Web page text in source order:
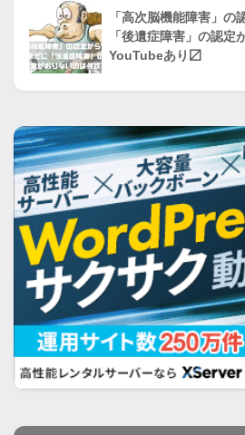
「高次脳機能障害」の
「後遺症障害」の認定
YouTubeあり〼